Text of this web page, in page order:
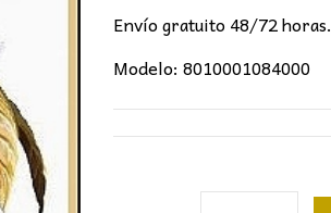
Envío gratuito 48/72 horas.
Modelo: 8010001084000